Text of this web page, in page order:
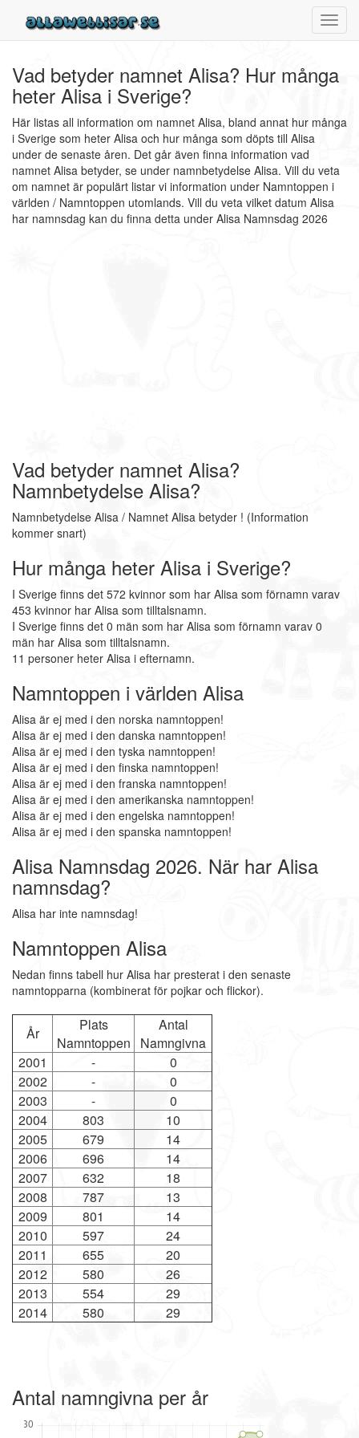
Vad betyder namnet Alisa? Hur många
heter Alisa i Sverige?
Här listas all information om namnet Alisa, bland annat hur många
i Sverige som heter Alisa och hur många som döpts till Alisa
under de senaste åren. Det går även finna information vad
namnet Alisa betyder, se under namnbetydelse Alisa. Vill du veta
om namnet är populärt listar vi information under Namntoppen i
världen / Namntoppen utomlands. Vill du veta vilket datum Alisa
har namnsdag kan du finna detta under Alisa Namnsdag 2026
Vad betyder namnet Alisa?
Namnbetydelse Alisa?
Namnbetydelse Alisa / Namnet Alisa betyder ! (Information
kommer snart)
Hur många heter Alisa i Sverige?
I Sverige finns det 572 kvinnor som har Alisa som förnamn varav
453 kvinnor har Alisa som tilltalsnamn.
I Sverige finns det 0 män som har Alisa som förnamn varav 0
män har Alisa som tilltalsnamn.
11 personer heter Alisa i efternamn.
Namntoppen i världen Alisa
Alisa är ej med i den norska namntoppen!
Alisa är ej med i den danska namntoppen!
Alisa är ej med i den tyska namntoppen!
Alisa är ej med i den finska namntoppen!
Alisa är ej med i den franska namntoppen!
Alisa är ej med i den amerikanska namntoppen!
Alisa är ej med i den engelska namntoppen!
Alisa är ej med i den spanska namntoppen!
Alisa Namnsdag 2026. När har Alisa
namnsdag?
Alisa har inte namnsdag!
Namntoppen Alisa
Nedan finns tabell hur Alisa har presterat i den senaste
namntopparna (kombinerat för pojkar och flickor).
År
Plats
Namntoppen
Antal
Namngivna
2001
-
0
2002
-
0
2003
-
0
2004
803
10
2005
679
14
2006
696
14
2007
632
18
2008
787
13
2009
801
14
2010
597
24
2011
655
20
2012
580
26
2013
554
29
2014
580 29
Antal namngivna per år